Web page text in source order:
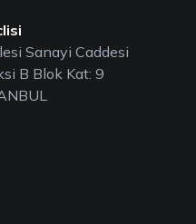
Sanayi Caddesi
B Blok Kat: 9